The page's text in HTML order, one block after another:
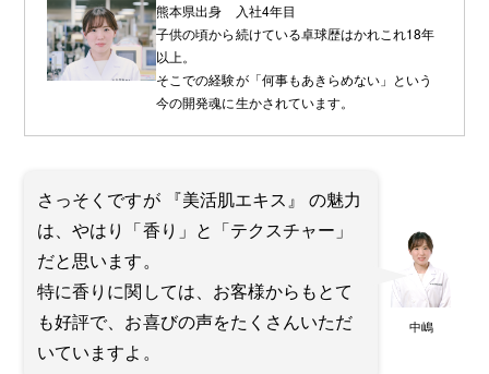
熊本県出身 入社4年目
子供の頃から続けている卓球歴はかれこれ18年
以上。
そこでの経験が「何事もあきらめない」という
今の開発魂に生かされています。
中嶋
さっそくですが 『美活肌エキス』 の魅力
は、やはり「香り」と「テクスチャー」
だと思います。
特に香りに関しては、お客様からもとて
も好評で、お喜びの声をたくさんいただ
いていますよ。